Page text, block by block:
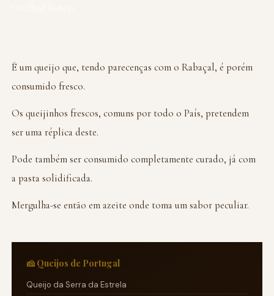
É um queijo que, tendo parecenças com o Rabaçal, é porém
consumido fresco.
Os queijinhos frescos, comuns por todo o País, pretendem
ser uma réplica deste.
Pode também ser consumido completamente curado, já com
a pasta solidificada.
Mergulha-se então em azeite onde toma um sabor peculiar.
🧀 Queijos de Portugal
Queijo da Serra da Estrela